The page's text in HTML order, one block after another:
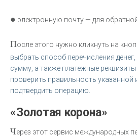
● электронную почту — для
После этого нужно кликнуть на
выбрать способ перечисления
сумму, а также платежные
проверить правильность
подтвердить операцию.
«Золотая корона»
Через этот сервис международных